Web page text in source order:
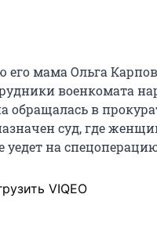
его мама Ольга
военкомата
обращалась в
суд, где
на
VIQEO